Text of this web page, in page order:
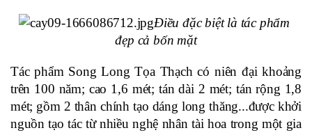
Điều đặc biệt là tác phẩm
đẹp cả bốn mặt
Tác phẩm Song Long Tọa Thạch có niên đại khoảng
trên 100 năm; cao 1,6 mét; tán dài 2 mét; tán rộng 1,8
mét; gồm 2 thân chính tạo dáng long thăng...được khởi
nguồn tạo tác từ nhiều nghệ nhân tài hoa trong một gia